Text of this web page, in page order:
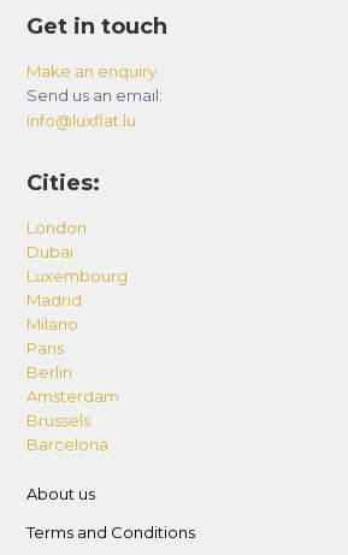
Get in touch
Make an enquiry
Send us an email:
info@luxflat.lu
Cities:
London
Dubai
Luxembourg
Madrid
Milano
Paris
Berlin
Amsterdam
Brussels
Barcelona
About us
Terms and Conditions